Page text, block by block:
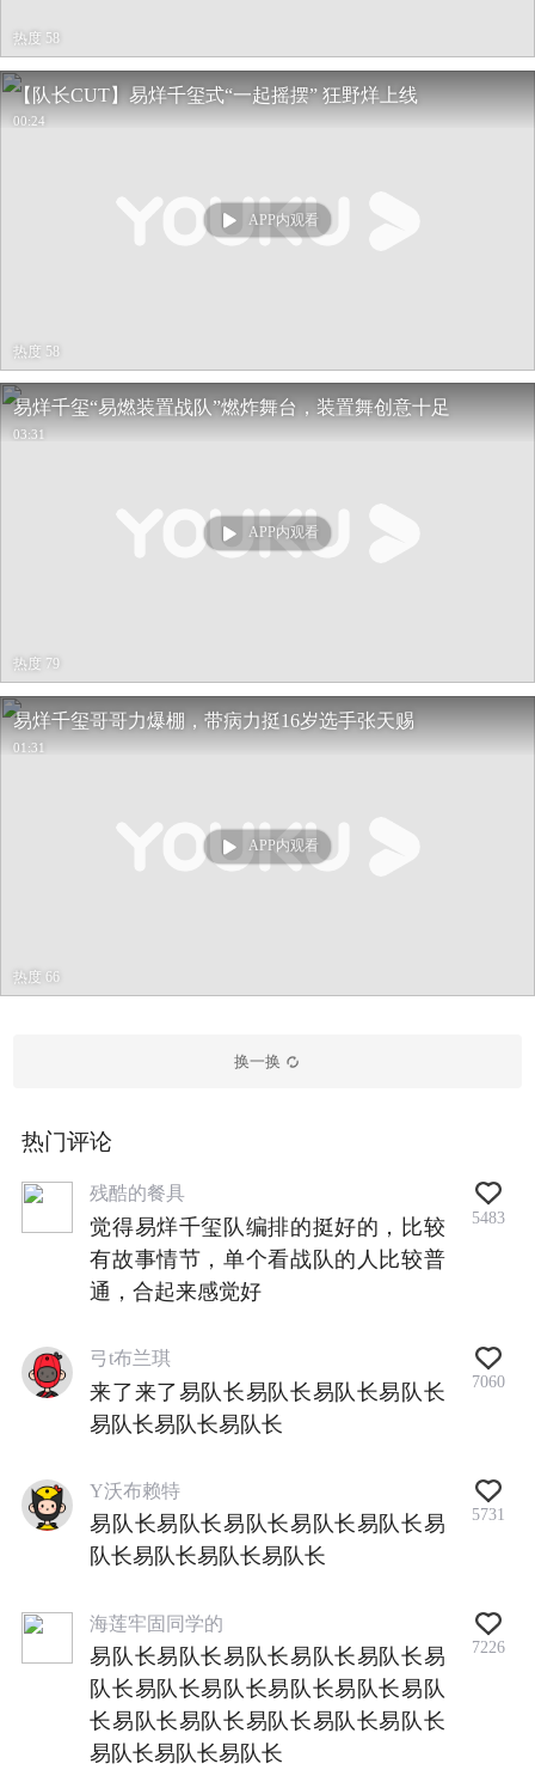
热度 58
【队长CUT】易烊千玺式“一起摇摆” 狂野烊上线
00:24
APP内观看
热度 58
易烊千玺“易燃装置战队”燃炸舞台，装置舞创意十足
03:31
APP内观看
热度 79
易烊千玺哥哥力爆棚，带病力挺16岁选手张天赐
01:31
APP内观看
热度 66
换一换
热门评论
残酷的餐具
觉得易烊千玺队编排的挺好的，比较
有故事情节，单个看战队的人比较普
通，合起来感觉好
5483
弓t布兰琪
来了来了易队长易队长易队长易队长
易队长易队长易队长
7060
Y沃布赖特
易队长易队长易队长易队长易队长易
队长易队长易队长易队长
5731
海莲牢固同学的
易队长易队长易队长易队长易队长易
队长易队长易队长易队长易队长易队
长易队长易队长易队长易队长易队长
易队长易队长易队长
7226